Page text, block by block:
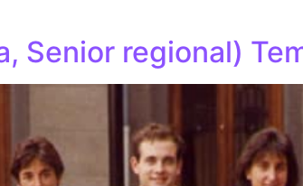
Senior regional)